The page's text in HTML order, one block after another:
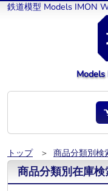
鉄道模型 Models IMON
Models
トップ ＞ 商品分類別検
商品分類別在庫検